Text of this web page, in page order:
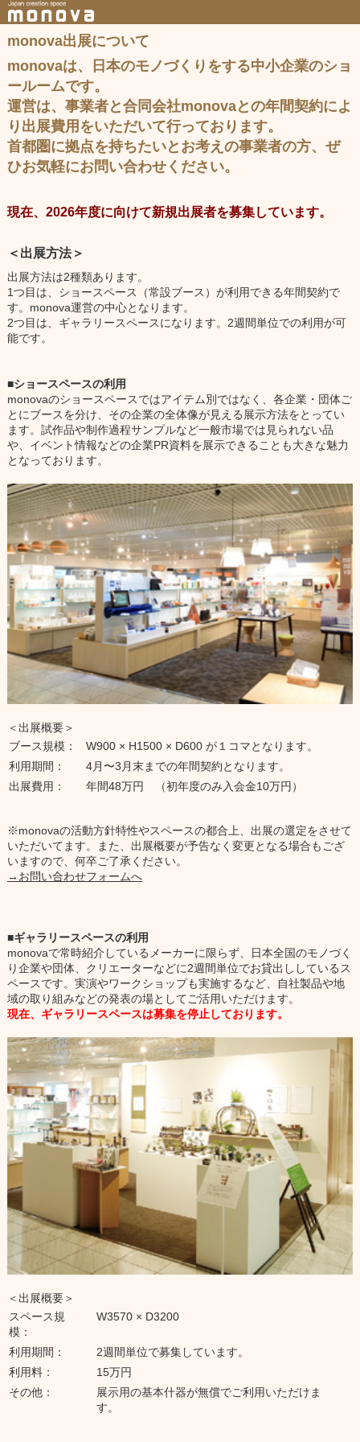
monova出展について
monovaは、日本のモノづくりをする中小企業のショ
ールームです。
運営は、事業者と合同会社monovaとの年間契約によ
り出展費用をいただいて行っております。
首都圏に拠点を持ちたいとお考えの事業者の方、ぜ
ひお気軽にお問い合わせください。
現在、2026年度に向けて新規出展者を募集しています。
＜出展方法＞
出展方法は2種類あります。
1つ目は、ショースペース（常設ブース）が利用できる年間契約で
す。monova運営の中心となります。
2つ目は、ギャラリースペースになります。2週間単位での利用が可
能です。
ショースペースの利用
monovaのショースペースではアイテム別ではなく、各企業・団体ご
とにブースを分け、その企業の全体像が見える展示方法をとってい
ます。試作品や制作過程サンプルなど一般市場では見られない品
や、イベント情報などの企業PR資料を展示できることも大きな魅力
となっております。
＜出展概要＞
ブース規模：
W900 × H1500 × D600 が１コマとなります。
利用期間：
4月〜3月末までの年間契約となります。
出展費用：
年間48万円 （初年度のみ入会金10万円）
※monovaの活動方針特性やスペースの都合上、出展の選定をさせて
いただいてます。また、出展概要が予告なく変更となる場合もござ
いますので、何卒ご了承ください。
→お問い合わせフォームへ
ギャラリースペースの利用
monovaで常時紹介しているメーカーに限らず、日本全国のモノづく
り企業や団体、クリエーターなどに2週間単位でお貸出ししているス
ペースです。実演やワークショップも実施するなど、自社製品や地
域の取り組みなどの発表の場としてご活用いただけます。
現在、ギャラリースペースは募集を停止しております。
＜出展概要＞
スペース規
模：
W3570 × D3200
利用期間：
2週間単位で募集しています。
利用料：
15万円
その他：
展示用の基本什器が無償でご利用いただけま
す。